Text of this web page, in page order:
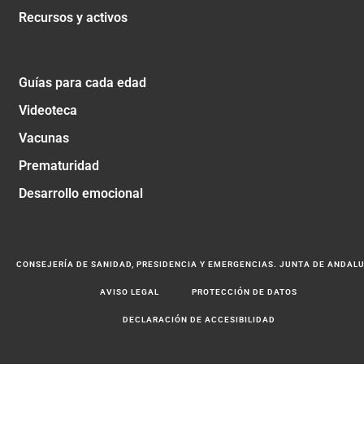
Recursos y activos
Guías para cada edad
Videoteca
Vacunas
Prematuridad
Desarrollo emocional
CONSEJERÍA DE SANIDAD, PRESIDENCIA Y EMERGENCIAS. JUNTA DE
AVISO LEGAL PROTECCIÓN DE DATOS
DECLARACIÓN DE ACCESIBILIDAD